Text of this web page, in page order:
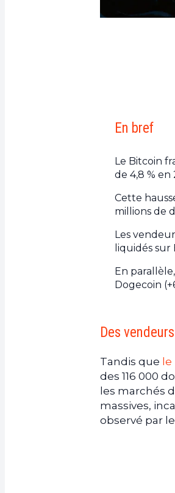
En bref
Le Bitcoin
de 4,8 % en
Cette
millions de
Les
liquidés
En
Dogecoin
Des
Tandis que le
des 116 000
les marchés
massives,
observé par